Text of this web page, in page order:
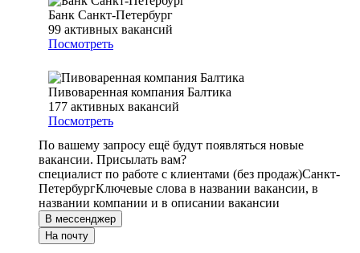
Банк Санкт-Петербург
99 активных вакансий
Посмотреть
Пивоваренная компания Балтика
177 активных вакансий
Посмотреть
По вашему запросу ещё будут появляться новые
вакансии. Присылать вам?
специалист по работе с клиентами (без продаж)Санкт-
ПетербургКлючевые слова в названии вакансии, в
названии компании и в описании вакансии
В мессенджер
На почту